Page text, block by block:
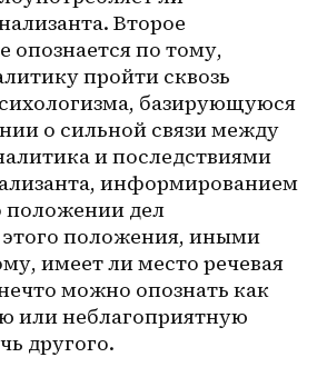
Второе
опознается по тому,
пройти сквозь
базирующуюся
о сильной связи между
и последствиями
информированием
положении дел
положения, иными
имеет ли место речевая
можно опознать как
или неблагоприятную
другого.